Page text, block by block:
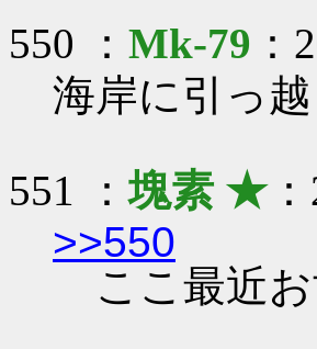
550 ： Mk-79
海岸に引っ
551 ：塊素 ★
>>550
ここ最近お